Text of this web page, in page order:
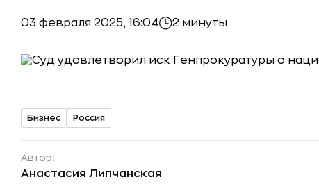
03 февраля 2025, 16:04 2 минуты
Бизнес Россия
Автор:
Анастасия Липчанская